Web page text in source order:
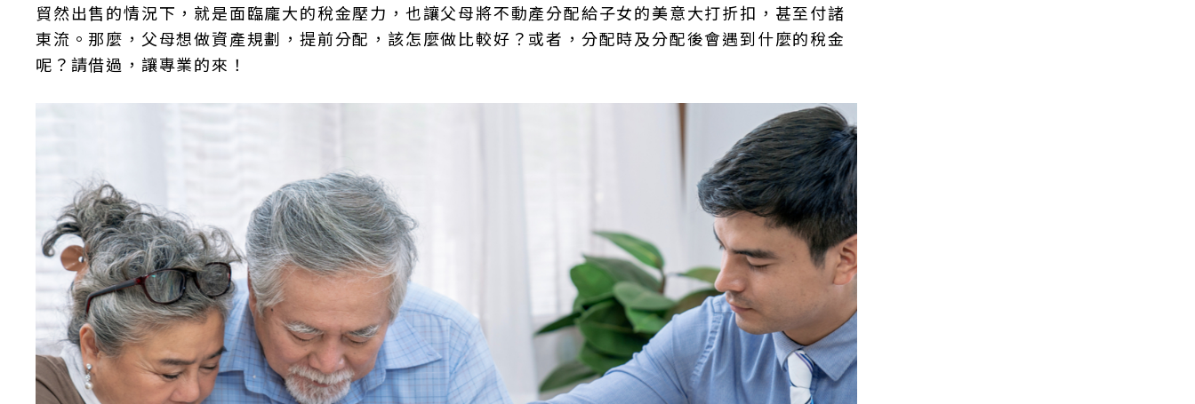
貿然出售的情況下，就是面臨龐大的稅金壓力，也讓父母將不動產分配給子女的美意大打折扣，甚至付諸
東流。那麼，父母想做資產規劃，提前分配，該怎麼做比較好？或者，分配時及分配後會遇到什麼的稅金
呢？請借過，讓專業的來！